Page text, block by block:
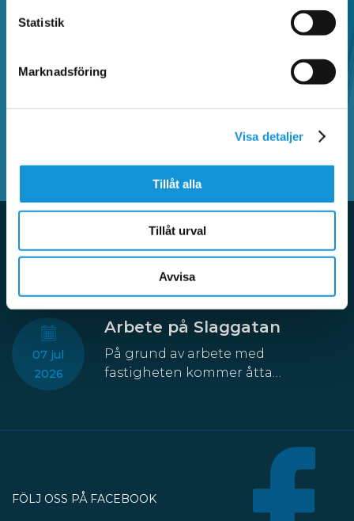
Statistik
Marknadsföring
Visa detaljer
Tillåt alla
Tillåt urval
Avvisa
om Faluappen, parkeringsregler,
kontrollavgift och annat som rör parkering.
Aktuellt
07 jul
2026
Arbete på Slaggatan
På grund av arbete med
fastigheten kommer åtta
nordöstra sidan av Slaggatan
enligt kartbilden här ovan får
fordon inte stannas eller parkeras
under perioden 13 juli till 30
oktober.
FÖLJ OSS PÅ FACEBOOK